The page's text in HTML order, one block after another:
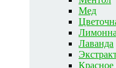
Мед
Лаванда